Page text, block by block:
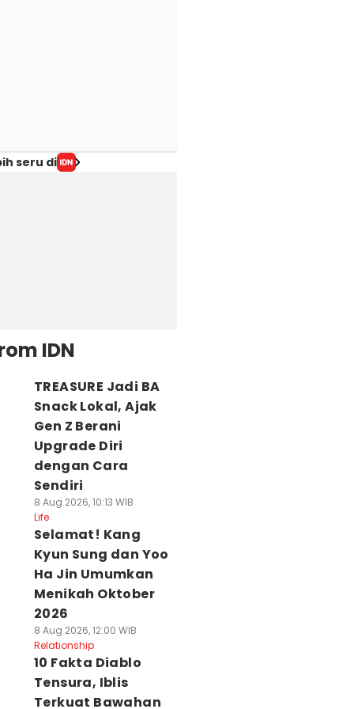
seru di
IDN
TREASURE Jadi BA
Snack Lokal, Ajak
Gen Z Berani
Upgrade Diri
dengan Cara
Sendiri
8 Aug 2026, 10:13 WIB
Life
Selamat! Kang
Kyun Sung dan Yoo
Ha Jin Umumkan
Menikah Oktober
2026
8 Aug 2026, 12:00 WIB
Relationship
10 Fakta Diablo
Tensura, Iblis
Terkuat Bawahan